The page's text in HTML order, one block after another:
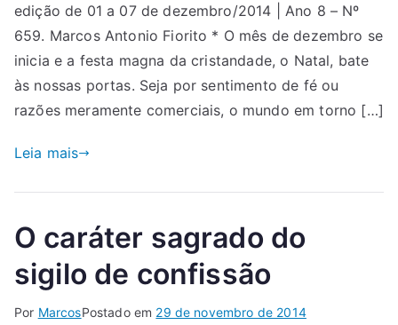
edição de 01 a 07 de dezembro/2014 | Ano 8 – Nº
659. Marcos Antonio Fiorito * O mês de dezembro se
inicia e a festa magna da cristandade, o Natal, bate
às nossas portas. Seja por sentimento de fé ou
razões meramente comerciais, o mundo em torno […]
Leia mais
O caráter sagrado do
sigilo de confissão
Por MarcosPostado em 29 de novembro de 2014